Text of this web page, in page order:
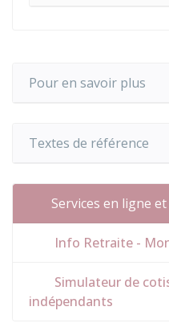
Pour en savoir plus
Textes de référence
Services en ligne
Info Retraite -
Simulateur de
indépendants